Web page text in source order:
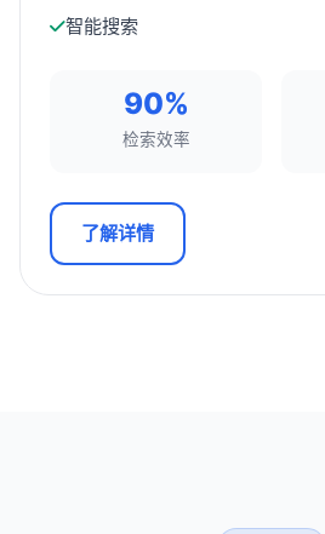
智能搜索
90%
检索效率
了解详情